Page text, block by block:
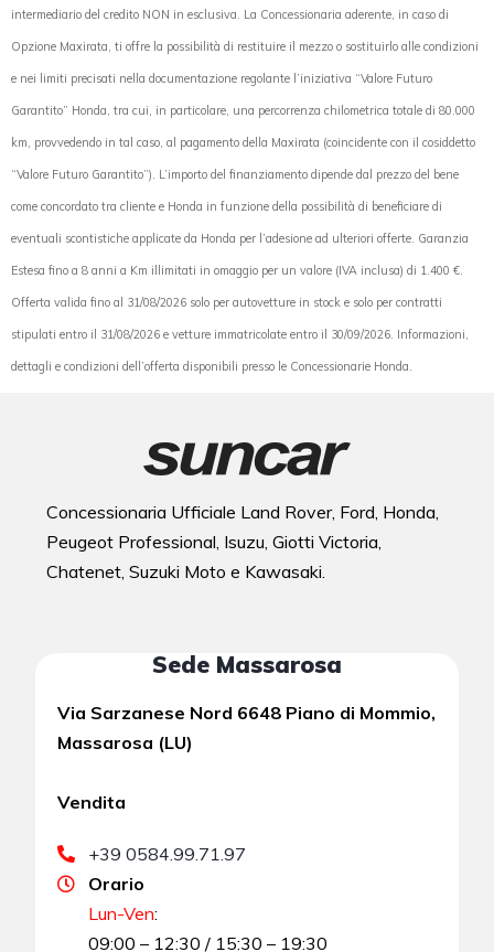
intermediario del credito NON in esclusiva. La Concessionaria aderente, in caso di
Opzione Maxirata, ti offre la possibilità di restituire il mezzo o sostituirlo alle condizioni
e nei limiti precisati nella documentazione regolante l’iniziativa “Valore Futuro
Garantito” Honda, tra cui, in particolare, una percorrenza chilometrica totale di 80.000
km, provvedendo in tal caso, al pagamento della Maxirata (coincidente con il cosiddetto
“Valore Futuro Garantito”). L’importo del finanziamento dipende dal prezzo del bene
come concordato tra cliente e Honda in funzione della possibilità di beneficiare di
eventuali scontistiche applicate da Honda per l’adesione ad ulteriori offerte. Garanzia
Estesa fino a 8 anni a Km illimitati in omaggio per un valore (IVA inclusa) di 1.400 €.
Offerta valida fino al 31/08/2026 solo per autovetture in stock e solo per contratti
stipulati entro il 31/08/2026 e vetture immatricolate entro il 30/09/2026. Informazioni,
dettagli e condizioni dell’offerta disponibili presso le Concessionarie Honda.
Concessionaria Ufficiale Land Rover, Ford, Honda,
Peugeot Professional, Isuzu, Giotti Victoria,
Chatenet, Suzuki Moto e Kawasaki.
Sede Massarosa
Via Sarzanese Nord 6648 Piano di Mommio,
Massarosa (LU)
Vendita
+39 0584.99.71.97
Orario
Lun-Ven:
09:00 – 12:30 / 15:30 – 19:30